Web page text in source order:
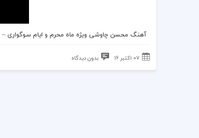
آهنگ محسن چاوشی ویژه ماه محرم و ایام سوگواری –
07 اکتبر 16 بدون دیدگاه